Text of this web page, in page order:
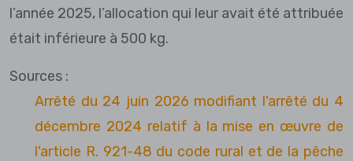
l’année 2025, l’allocation qui leur avait été attribuée
était inférieure à 500 kg.
Sources :
Arrêté du 24 juin 2026 modifiant l'arrêté du 4
décembre 2024 relatif à la mise en œuvre de
l'article R. 921-48 du code rural et de la pêche